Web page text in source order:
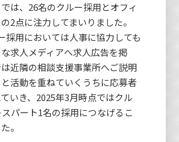
は、26名のクルー採用とオフィ
2点に注力してまいりました。
採用においては人事に協力しても
求人メディアへ求人広告を掲
近隣の相談支援事業所へご説明
活動を重ねていくうちに応募者
いき、2025年3月時点ではクル
パート1名の採用につなげるこ
。